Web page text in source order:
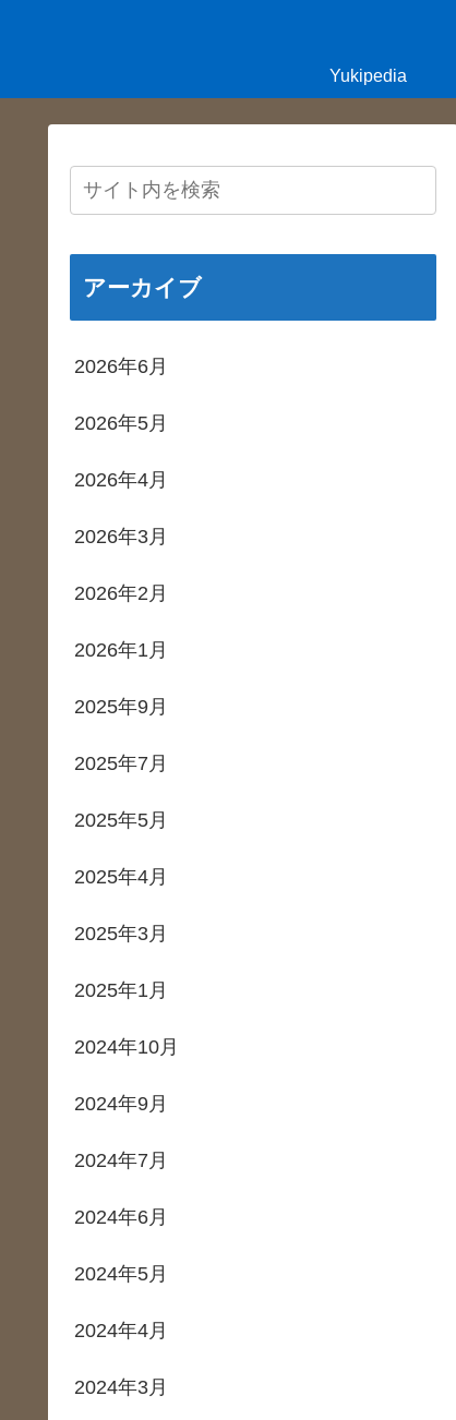
Yukipedia
アーカイブ
2026年6月
2026年5月
2026年4月
2026年3月
2026年2月
2026年1月
2025年9月
2025年7月
2025年5月
2025年4月
2025年3月
2025年1月
2024年10月
2024年9月
2024年7月
2024年6月
2024年5月
2024年4月
2024年3月